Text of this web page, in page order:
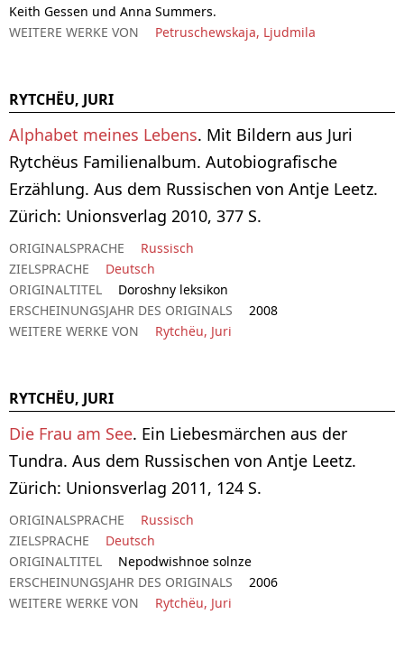
Keith Gessen und Anna Summers.
WEITERE WERKE VON
Petruschewskaja, Ljudmila
RYTCHËU, JURI
Alphabet meines Lebens. Mit Bildern aus Juri
Rytchëus Familienalbum. Autobiografische
Erzählung. Aus dem Russischen von Antje Leetz.
Zürich: Unionsverlag 2010, 377 S.
ORIGINALSPRACHE
Russisch
ZIELSPRACHE
Deutsch
ORIGINALTITEL
Doroshny leksikon
ERSCHEINUNGSJAHR DES ORIGINALS
2008
WEITERE WERKE VON
Rytchëu, Juri
RYTCHËU, JURI
Die Frau am See. Ein Liebesmärchen aus der
Tundra. Aus dem Russischen von Antje Leetz.
Zürich: Unionsverlag 2011, 124 S.
ORIGINALSPRACHE
Russisch
ZIELSPRACHE
Deutsch
ORIGINALTITEL
Nepodwishnoe solnze
ERSCHEINUNGSJAHR DES ORIGINALS
2006
WEITERE WERKE VON
Rytchëu, Juri